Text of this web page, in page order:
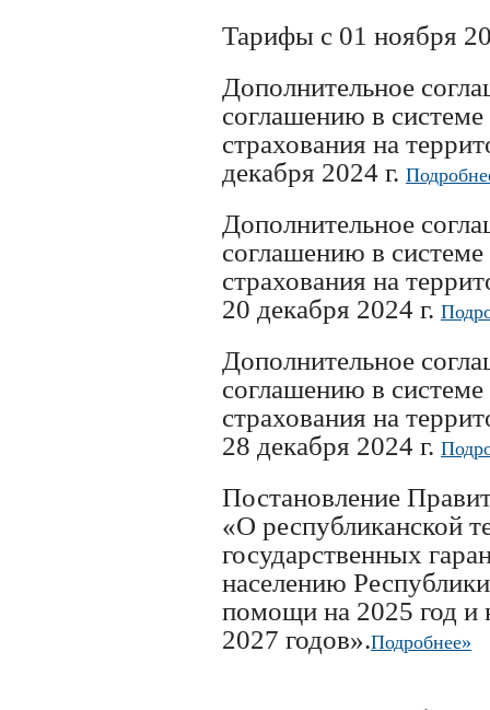
Тарифы с 01 ноября
Дополнительное
соглашению в системе
страхования на
декабря 2024 г.
Дополнительное
соглашению в системе
страхования на
20 декабря 2024 г.
Дополнительное
соглашению в системе
страхования на
28 декабря 2024 г.
Постановление
«О республиканской
государственных
населению
помощи на 2025 год и
2027 годов».Подробнее»